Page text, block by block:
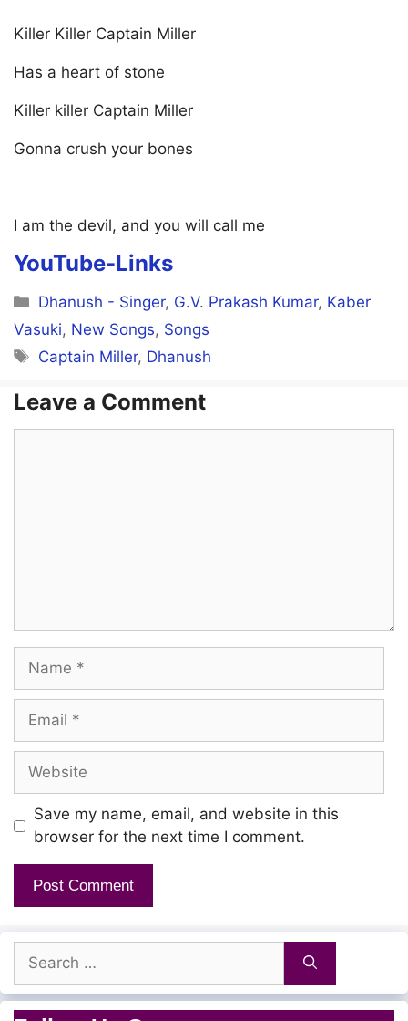
Killer Killer Captain Miller
Has a heart of stone
Killer killer Captain Miller
Gonna crush your bones
I am the devil, and you will call me
YouTube-Links
Categories
Dhanush - Singer, G.V. Prakash Kumar, Kaber
Vasuki, New Songs, Songs
Tags
Captain Miller, Dhanush
Leave a Comment
Name
Email
Website
Save my name, email, and website in this
browser for the next time I comment.
Search
for: